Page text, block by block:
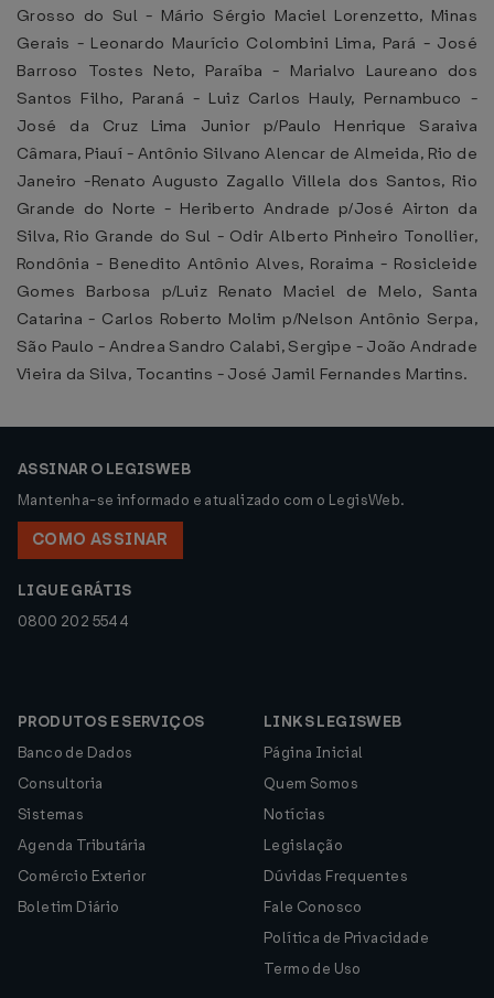
Grosso do Sul - Mário Sérgio Maciel Lorenzetto, Minas
Gerais - Leonardo Maurício Colombini Lima, Pará - José
Barroso Tostes Neto, Paraíba - Marialvo Laureano dos
Santos Filho, Paraná - Luiz Carlos Hauly, Pernambuco -
José da Cruz Lima Junior p/Paulo Henrique Saraiva
Câmara, Piauí - Antônio Silvano Alencar de Almeida, Rio de
Janeiro -Renato Augusto Zagallo Villela dos Santos, Rio
Grande do Norte - Heriberto Andrade p/José Airton da
Silva, Rio Grande do Sul - Odir Alberto Pinheiro Tonollier,
Rondônia - Benedito Antônio Alves, Roraima - Rosicleide
Gomes Barbosa p/Luiz Renato Maciel de Melo, Santa
Catarina - Carlos Roberto Molim p/Nelson Antônio Serpa,
São Paulo - Andrea Sandro Calabi, Sergipe - João Andrade
Vieira da Silva, Tocantins - José Jamil Fernandes Martins.
ASSINAR O LEGISWEB
Mantenha-se informado e atualizado com o LegisWeb.
COMO ASSINAR
LIGUE GRÁTIS
0800 202 5544
PRODUTOS E SERVIÇOS
Banco de Dados
Consultoria
Sistemas
Agenda Tributária
Comércio Exterior
Boletim Diário
LINKS LEGISWEB
Página Inicial
Quem Somos
Notícias
Legislação
Dúvidas Frequentes
Fale Conosco
Política de Privacidade
Termo de Uso